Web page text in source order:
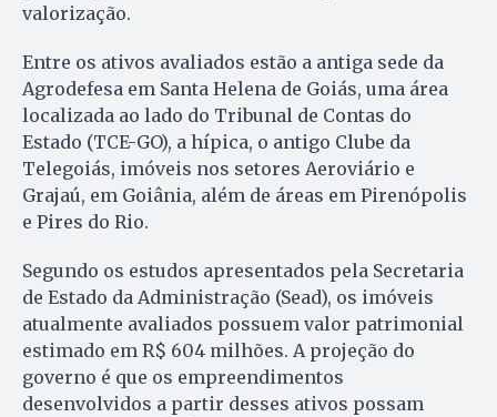
valorização.
Entre os ativos avaliados estão a antiga sede da
Agrodefesa em Santa Helena de Goiás, uma área
localizada ao lado do Tribunal de Contas do
Estado (TCE-GO), a hípica, o antigo Clube da
Telegoiás, imóveis nos setores Aeroviário e
Grajaú, em Goiânia, além de áreas em Pirenópolis
e Pires do Rio.
Segundo os estudos apresentados pela Secretaria
de Estado da Administração (Sead), os imóveis
atualmente avaliados possuem valor patrimonial
estimado em R$ 604 milhões. A projeção do
governo é que os empreendimentos
desenvolvidos a partir desses ativos possam